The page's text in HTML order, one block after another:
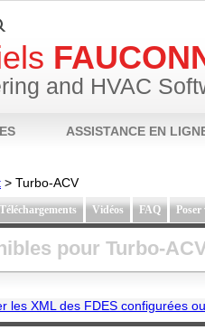
and HVAC
ASSISTANCE EN
> Turbo-ACV
Téléchargements Vidéos FAQ
pour Turbo-
les XML des FDES configurées